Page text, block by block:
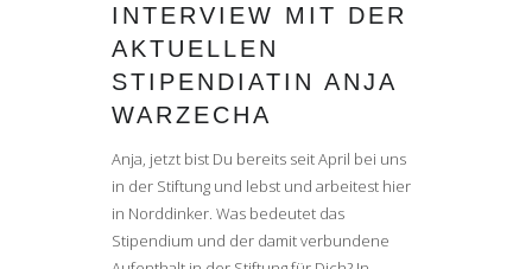
INTERVIEW MIT DER
AKTUELLEN
STIPENDIATIN ANJA
WARZECHA
Anja, jetzt bist Du bereits seit April bei uns
in der Stiftung und lebst und arbeitest hier
in Norddinker. Was bedeutet das
Stipendium und der damit verbundene